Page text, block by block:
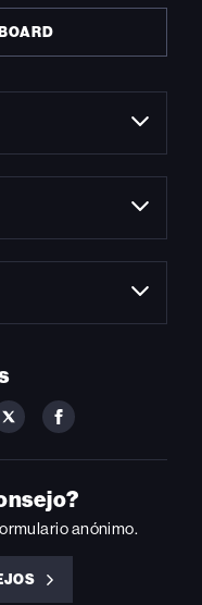
FOLLOW
ON
FOLLOW
ON
FACEBOOK
anónimo.